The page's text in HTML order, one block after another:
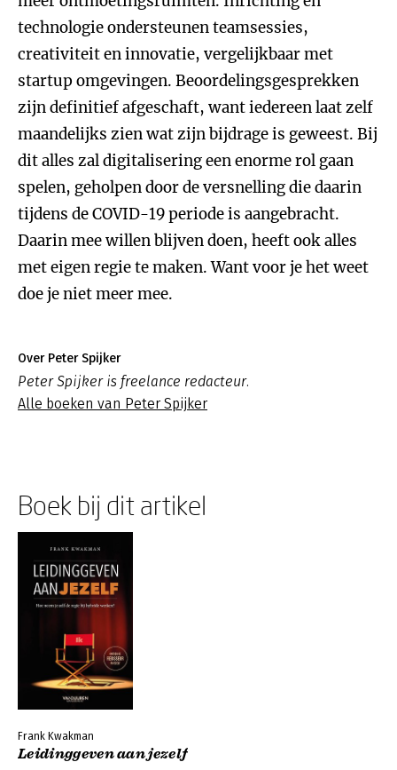
technologie ondersteunen teamsessies,
creativiteit en innovatie, vergelijkbaar met
startup omgevingen. Beoordelingsgesprekken
zijn definitief afgeschaft, want iedereen laat zelf
maandelijks zien wat zijn bijdrage is geweest. Bij
dit alles zal digitalisering een enorme rol gaan
spelen, geholpen door de versnelling die daarin
tijdens de COVID-19 periode is aangebracht.
Daarin mee willen blijven doen, heeft ook alles
met eigen regie te maken. Want voor je het weet
doe je niet meer mee.
Over Peter Spijker
Peter Spijker is freelance redacteur.
Alle boeken van Peter Spijker
Boek bij dit artikel
Frank Kwakman
Leidinggeven aan jezelf